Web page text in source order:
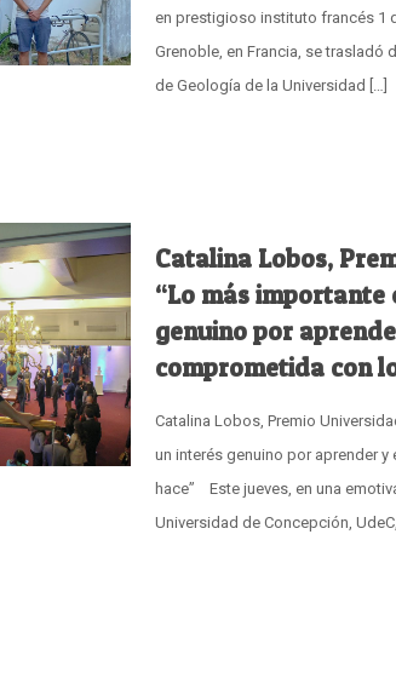
en prestigioso instituto francés 1
Grenoble, en Francia, se trasladó
de Geología de la Universidad […]
Catalina Lobos,
“Lo más importante
genuino por
comprometida con
Catalina Lobos, Premio
un interés genuino por aprender
hace” Este jueves, en una
Universidad de Concepción,